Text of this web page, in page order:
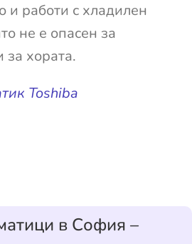
и работи с хладилен
не е опасен за
за хората.
Toshiba
в София –